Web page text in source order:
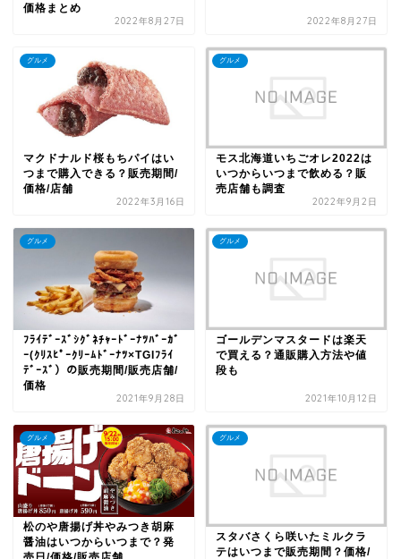
価格まとめ
2022年8月27日 2022年8月27日
グルメ
マクドナルド桜もちパイはい
つまで購入できる？販売期間/
価格/店舗
2022年3月16日
グルメ
モス北海道いちごオレ2022は
いつからいつまで飲める？販
売店舗も調査
2022年9月2日
グルメ
ﾌﾗｲﾃﾞｰｽﾞｼｸﾞﾈﾁｬｰﾄﾞｰﾅﾂﾊﾞｰｶﾞ
ｰ(ｸﾘｽﾋﾟｰｸﾘｰﾑﾄﾞｰﾅﾂ×TGIﾌﾗｲ
ﾃﾞｰｽﾞ）の販売期間/販売店舗/
価格
2021年9月28日
グルメ
ゴールデンマスタードは楽天
で買える？通販購入方法や値
段も
2021年10月12日
グルメ
松のや唐揚げ丼やみつき胡麻
醤油はいつからいつまで？発
グルメ
スタバさくら咲いたミルクラ
テはいつまで販売期間？価格/